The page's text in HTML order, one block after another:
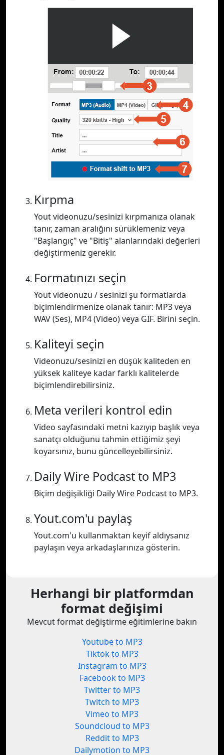
Kırpma
Yout videonuzu/sesinizi kırpmanıza olanak
tanır, zaman aralığını sürüklemeniz veya
"Başlangıç" ve "Bitiş" alanlarındaki değerleri
değiştirmeniz gerekir.
Formatınızı seçin
Yout videonuzu / sesinizi şu formatlarda
biçimlendirmenize olanak tanır: MP3 veya
WAV (Ses), MP4 (Video) veya GIF. Birini seçin.
Kaliteyi seçin
Videonuzu/sesinizi en düşük kaliteden en
yüksek kaliteye kadar farklı kalitelerde
biçimlendirebilirsiniz.
Meta verileri kontrol edin
Video sayfasındaki metni kazıyıp başlık veya
sanatçı olduğunu tahmin ettiğimiz şeyi
koyarsınız, bunu güncelleyebilirsiniz.
Daily Wire Podcast to MP3
Biçim değişikliği Daily Wire Podcast to MP3.
Yout.com'u paylaş
Yout.com'u kullanmaktan keyif aldıysanız
paylaşın veya arkadaşlarınıza gösterin.
Herhangi bir platformdan
format değişimi
Mevcut format değiştirme eğitimlerine bakın
Youtube to MP3
Tiktok to MP3
Instagram to MP3
Facebook to MP3
Twitter to MP3
Twitch to MP3
Vimeo to MP3
Soundcloud to MP3
Reddit to MP3
Dailymotion to MP3